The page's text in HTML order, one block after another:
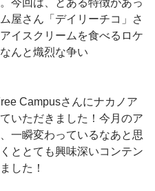
屋さん「デイリーチコ」さ
イスクリームを食べるロケ
んと熾烈な争い
Campusさんにナカノア
いただきました！今月のア
一瞬変わっているなあと思
ととても興味深いコンテン
した！